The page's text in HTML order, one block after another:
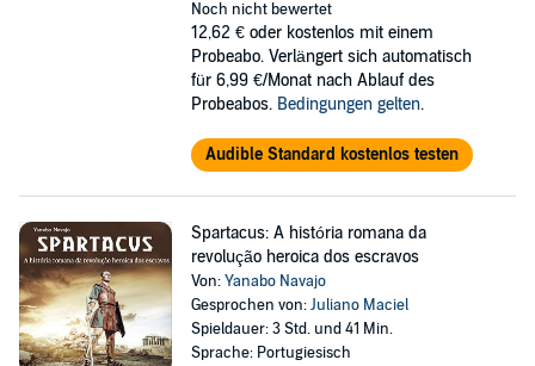
Noch nicht bewertet
12,62 € oder kostenlos mit einem
Probeabo. Verlängert sich automatisch
für 6,99 €/Monat nach Ablauf des
Probeabos. Bedingungen gelten.
Audible Standard kostenlos testen
Spartacus: A história romana da
revolução heroica dos escravos
Von:Yanabo Navajo
Gesprochen von:Juliano Maciel
Spieldauer: 3 Std. und 41 Min.
Sprache: Portugiesisch